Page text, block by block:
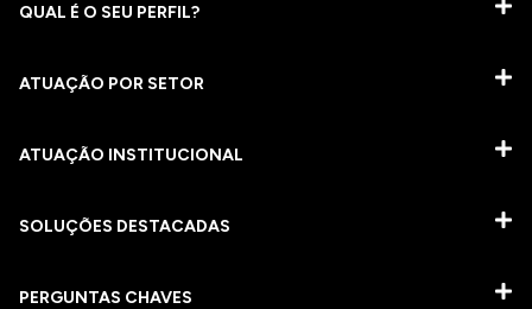
QUAL É O SEU PERFIL?
ATUAÇÃO POR SETOR
ATUAÇÃO INSTITUCIONAL
SOLUÇÕES DESTACADAS
PERGUNTAS CHAVES​